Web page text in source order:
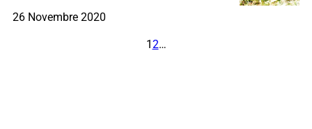
26 Novembre 2020
1 2…